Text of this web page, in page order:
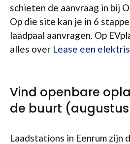
schieten de aanvraag in bij
Op die site kan je in 6
laadpaal aanvragen. Op
alles over Lease een
Vind openbare
de buurt (augustus
Laadstations in Eenrum zijn